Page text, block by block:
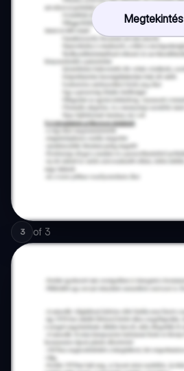
Megtekintés
3 of 3